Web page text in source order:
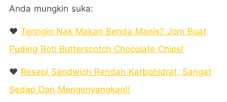
Anda mungkin suka:
❤️ Teringin Nak Makan Benda Manis? Jom Buat
Puding Roti Butterscotch Chocolate Chips!
❤️ Resepi Sandwich Rendah Karbohidrat, Sangat
Sedap Dan Mengenyangkan!!